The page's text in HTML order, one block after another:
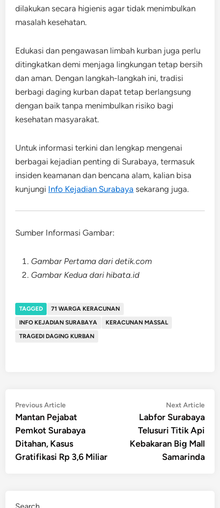
dilakukan secara higienis agar tidak menimbulkan
masalah kesehatan.
Edukasi dan pengawasan limbah kurban juga perlu
ditingkatkan demi menjaga lingkungan tetap bersih
dan aman. Dengan langkah-langkah ini, tradisi
berbagi daging kurban dapat tetap berlangsung
dengan baik tanpa menimbulkan risiko bagi
kesehatan masyarakat.
Untuk informasi terkini dan lengkap mengenai
berbagai kejadian penting di Surabaya, termasuk
insiden keamanan dan bencana alam, kalian bisa
kunjungi Info Kejadian Surabaya sekarang juga.
Sumber Informasi Gambar:
Gambar Pertama dari detik.com
Gambar Kedua dari hibata.id
TAGGED
71 WARGA KERACUNAN
INFO KEJADIAN SURABAYA
KERACUNAN MASSAL
TRAGEDI DAGING KURBAN
Post
navigation
Previous ArticlePrevious
article:
Mantan Pejabat
Pemkot Surabaya
Ditahan, Kasus
Gratifikasi Rp 3,6 Miliar
Next Article
Labfor Surabaya
Telusuri Titik Api
Kebakaran Big Mall
Samarinda